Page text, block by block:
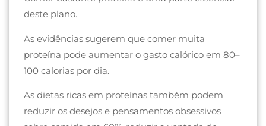
deste plano.
As evidências sugerem que comer muita
proteína pode aumentar o gasto calórico em 80–
100 calorias por dia.
As dietas ricas em proteínas também podem
reduzir os desejos e pensamentos obsessivos